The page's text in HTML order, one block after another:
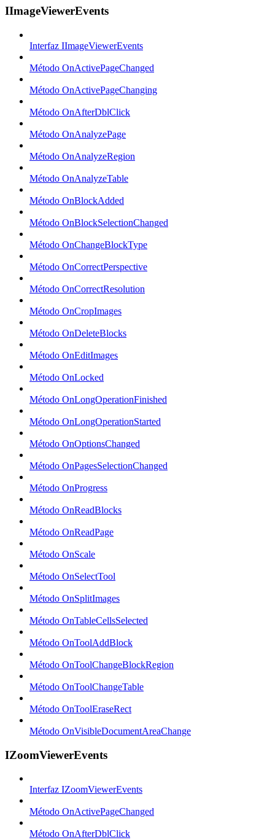
IImageViewerEvents
Interfaz IImageViewerEvents
Método OnActivePageChanged
Método OnActivePageChanging
Método OnAfterDblClick
Método OnAnalyzePage
Método OnAnalyzeRegion
Método OnAnalyzeTable
Método OnBlockAdded
Método OnBlockSelectionChanged
Método OnChangeBlockType
Método OnCorrectPerspective
Método OnCorrectResolution
Método OnCropImages
Método OnDeleteBlocks
Método OnEditImages
Método OnLocked
Método OnLongOperationFinished
Método OnLongOperationStarted
Método OnOptionsChanged
Método OnPagesSelectionChanged
Método OnProgress
Método OnReadBlocks
Método OnReadPage
Método OnScale
Método OnSelectTool
Método OnSplitImages
Método OnTableCellsSelected
Método OnToolAddBlock
Método OnToolChangeBlockRegion
Método OnToolChangeTable
Método OnToolEraseRect
Método OnVisibleDocumentAreaChange
IZoomViewerEvents
Interfaz IZoomViewerEvents
Método OnActivePageChanged
Método OnAfterDblClick